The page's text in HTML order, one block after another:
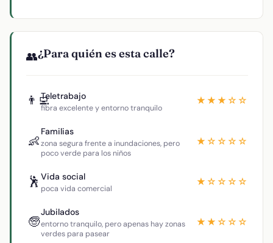
👥¿Para quién es esta calle?
👨‍💻Teletrabajo
fibra excelente y entorno tranquilo
★★★☆☆
👶
Familias
zona segura frente a inundaciones, pero
poco verde para los niños
★☆☆☆☆
🕺 Vida social
poca vida comercial
★☆☆☆☆
🧓
Jubilados
entorno tranquilo, pero apenas hay zonas
verdes para pasear
★★☆☆☆